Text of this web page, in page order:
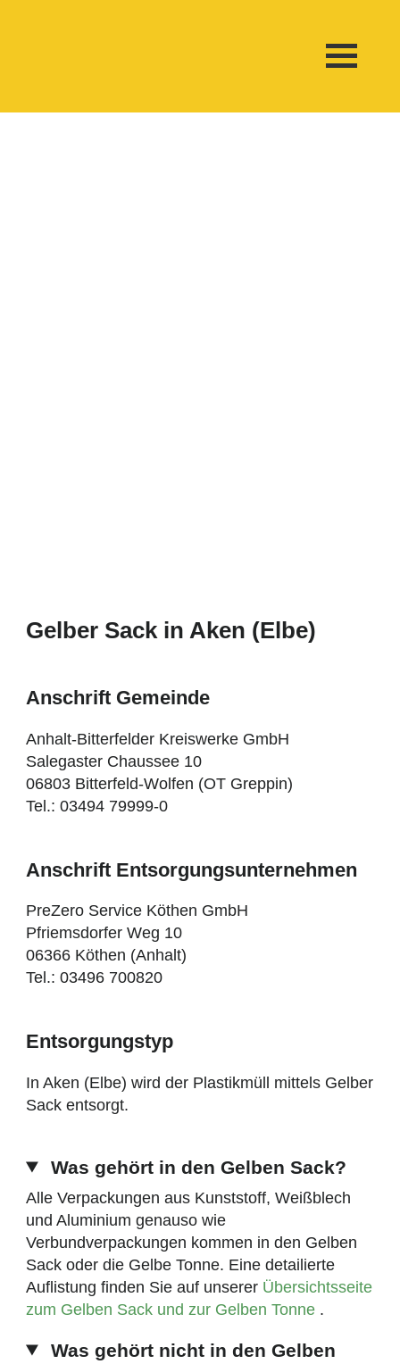
Gelber Sack in Aken (Elbe)
Anschrift Gemeinde
Anhalt-Bitterfelder Kreiswerke GmbH
Salegaster Chaussee 10
06803 Bitterfeld-Wolfen (OT Greppin)
Tel.: 03494 79999-0
Anschrift Entsorgungsunternehmen
PreZero Service Köthen GmbH
Pfriemsdorfer Weg 10
06366 Köthen (Anhalt)
Tel.: 03496 700820
Entsorgungstyp
In Aken (Elbe) wird der Plastikmüll mittels Gelber
Sack entsorgt.
Was gehört in den Gelben Sack?
Alle Verpackungen aus Kunststoff, Weißblech
und Aluminium genauso wie
Verbundverpackungen kommen in den Gelben
Sack oder die Gelbe Tonne. Eine detailierte
Auflistung finden Sie auf unserer Übersichtsseite
zum Gelben Sack und zur Gelben Tonne .
Was gehört nicht in den Gelben